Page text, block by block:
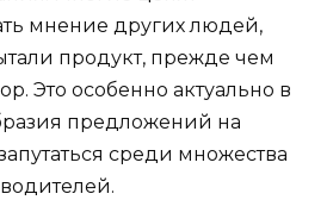
мнение других людей,
продукт, прежде чем
Это особенно актуально в
предложений на
среди множества